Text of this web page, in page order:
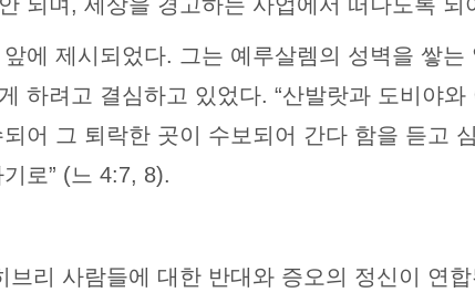
에 제시되었다. 그는 예루살렘의 성벽을 쌓
하려고 결심하고 있었다. “산발랏과 도비야
어 그 퇴락한 곳이 수보되어 간다 함을 듣고
로” (느 4:7, 8).
브리 사람들에 대한 반대와 증오의 정신이 연